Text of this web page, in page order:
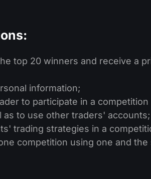
top 20 winners and receive a
information;
to participate in a competition
to use other traders' accounts;
trading strategies in a
competition using one and the